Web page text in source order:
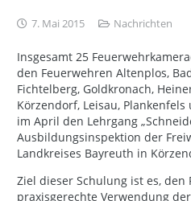
7. Mai 2015 Nachrichten
Insgesamt 25
den Feuerwehren Altenplos,
Fichtelberg, Goldkronach,
Körzendorf, Leisau,
im April den Lehrgang
Ausbildungsinspektion der
Landkreises Bayreuth in
Ziel dieser Schulung ist es,
praxisgerechte Verwendung